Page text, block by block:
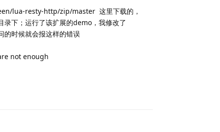
resty-http/zip/master 这里下载的，
下；运行了该扩展的demo，我修改了
时候就会报这样的错误
not enough